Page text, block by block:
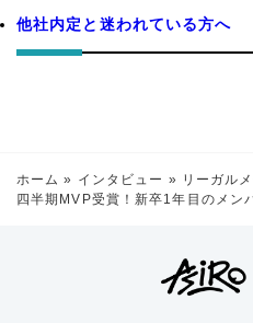
他社内定と迷われている方へ
ホーム » インタビュー » リーガル
四半期MVP受賞！新卒1年目のメン